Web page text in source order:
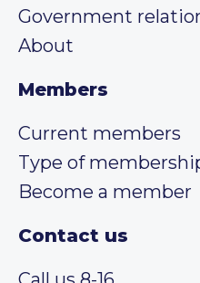
Government
About
Members
Current members
Type of
Become a member
Contact us